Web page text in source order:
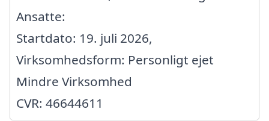
Ansatte:
Startdato: 19. juli 2026,
Virksomhedsform: Personligt ejet
Mindre Virksomhed
CVR: 46644611